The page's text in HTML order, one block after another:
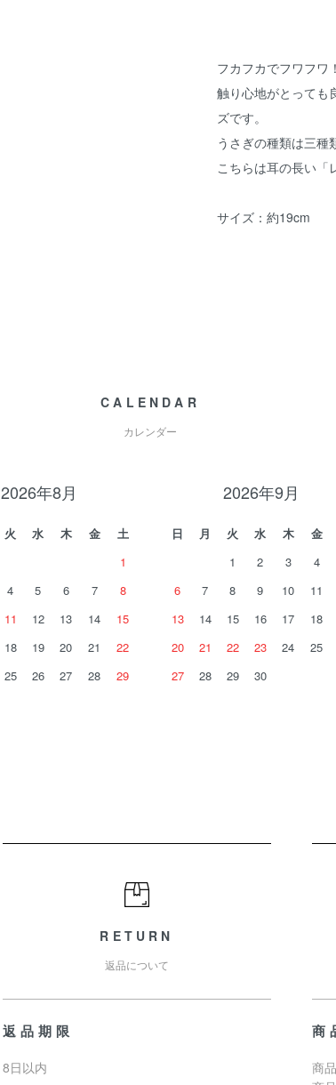
フカフカでフワフワ！
触り心地がとっても
ズです。
うさぎの種類は三種
こちらは耳の長い「
サイズ：約19cm
CALENDAR
カレンダー
2026年8月
火 水 木 金
土
1
4 5 6 7
8
11 12 13 14
15
18 19 20 21
22
25 26 27 28
29
2026年9月
日 月 火 水 木 金
1
2 3 4
6
7 8 9 10 11
13
14 15 16 17 18
20
21 22 23 24 25
27
28 29 30
RETURN
返品について
返品期限
8日以内
商
商